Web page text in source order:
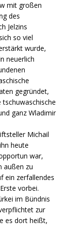
mit großen
des
Jelzins
so viel
wurde,
neuerlich
gegründet,
ganz Wladimir
Michail
heute
war,
außen zu
ein zerfallendes
vorbei.
im Bündnis
zur
es dort heißt,